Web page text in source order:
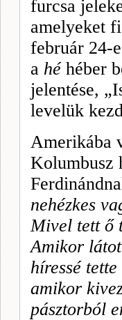
furcsa
amelyeket
február 24-
a héhéber
jelentése,
levelük
Amerikába
Kolumbusz
nehézkes
Mivel tett ő
Amikor
híressé
amikor
pásztorból